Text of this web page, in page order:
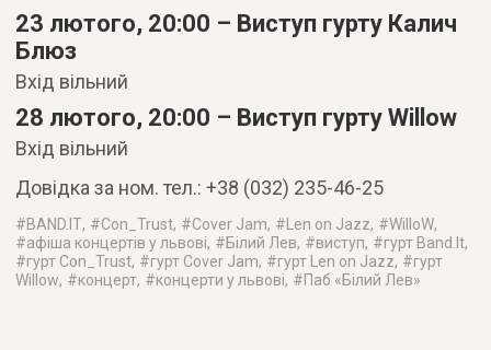
23 лютого, 20:00 – Виступ гурту Калич
Блюз
Вхід вільний
28 лютого, 20:00 – Виступ гурту Willow
Вхід вільний
Довідка за ном. тел.: +38 (032) 235-46-25
#BAND.IT, #Con_Trust, #Cover Jam, #Len on Jazz, #WilloW,
#афіша концертів у львові, #Білий Лев, #виступ, #гурт Band.It,
#гурт Con_Trust, #гурт Cover Jam, #гурт Len on Jazz, #гурт
Willow, #концерт, #концерти у львові, #Паб «Білий Лев»